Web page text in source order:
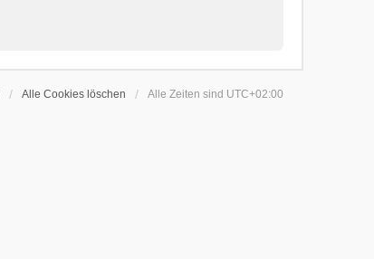
Alle Cookies löschen Alle Zeiten sind UTC+02:00